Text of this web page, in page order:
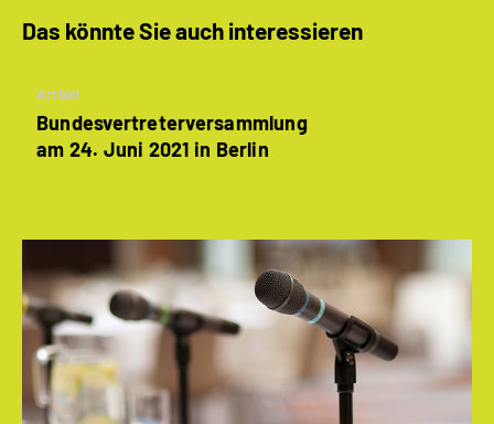
Das könnte Sie auch interessieren
Artikel
Bundesvertreterversammlung
am 24. Juni 2021 in Berlin